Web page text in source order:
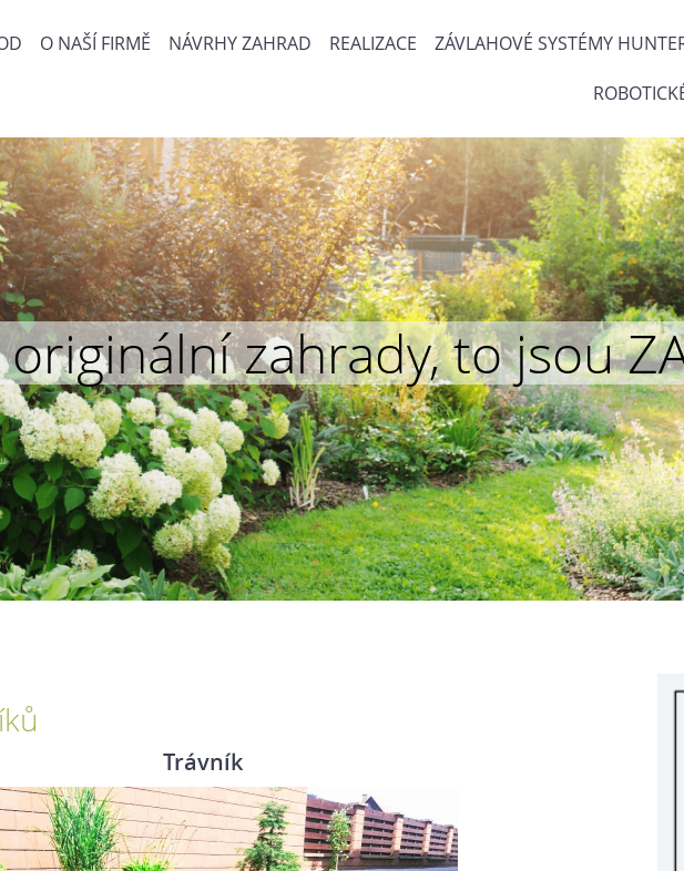
O NAŠÍ FIRMĚ NÁVRHY ZAHRAD REALIZACE ZÁVLAHOVÉ SYSTÉMY
zahrady, to jsou
Trávník